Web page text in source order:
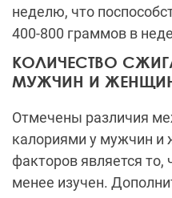
неделю, что
400-800 граммов в
КОЛИЧЕСТВО
МУЖЧИН И
Отмечены различия
калориями у мужчин и
факторов является то,
менее изучен.